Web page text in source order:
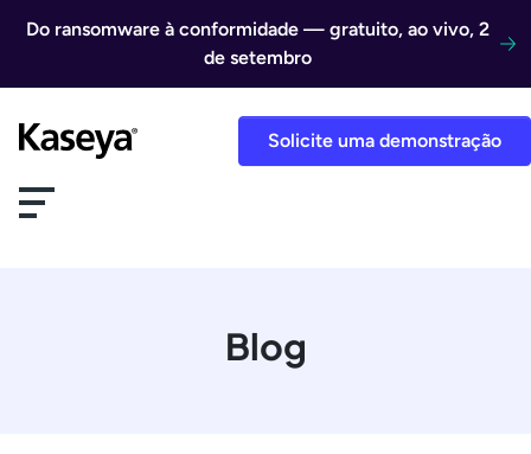
Do ransomware à conformidade — gratuito, ao vivo, 2
de setembro
Solicite uma demonstração
Blog